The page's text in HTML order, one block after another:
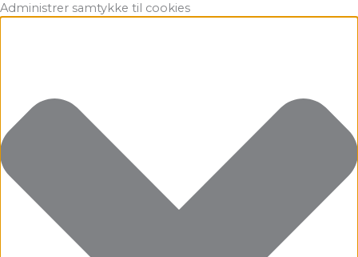
Administrer samtykke til cookies
Funktionsdygtig
Præferencer
Statistikker
Marketing
Gå
til